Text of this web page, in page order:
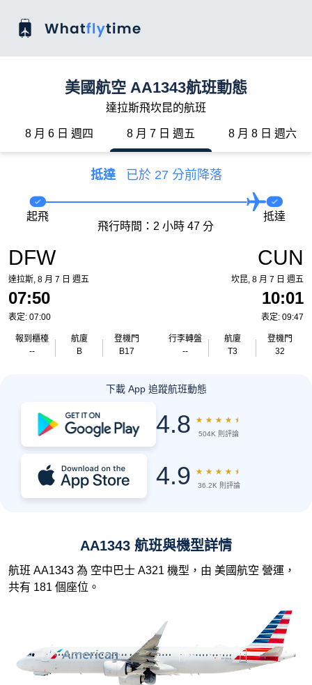
美國航空 AA1343航班動態
達拉斯飛坎昆的航班
8 月 6 日 週四 8 月 7 日 週五 8 月 8 日 週六
抵達 已於 27 分前降落
DFW
達拉斯, 8 月 7 日 週五
07:50
表定: 07:00
報到櫃檯
--
航廈
B
登機門
B17
起飛
飛行時間：2 小時 47 分
抵達
CUN
坎昆, 8 月 7 日 週五
10:01
表定: 09:47
行李轉盤
--
航廈
T3
登機門
32
下載 App 追蹤航班動態
4.8 ★ ★ ★ ★ ★
504K 則評論
4.9 ★ ★ ★ ★ ★
36.2K 則評論
AA1343 航班與機型詳情
航班 AA1343 為 空中巴士 A321 機型，由 美國航空 營運，
共有 181 個座位。